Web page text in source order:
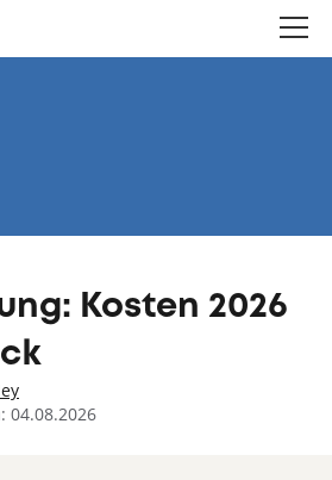
Kosten 2026
04.08.2026